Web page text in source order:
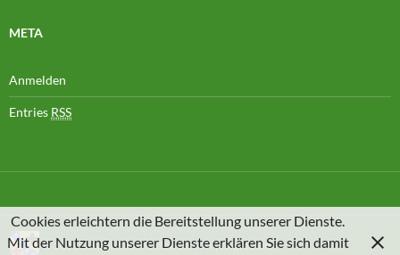
META
Anmelden
Entries RSS
© 2026Gemeinde Schuld an der Ahr|Impressum
Cookies erleichtern die Bereitstellung unserer Dienste.
Mit der Nutzung unserer Dienste erklären Sie sich damit